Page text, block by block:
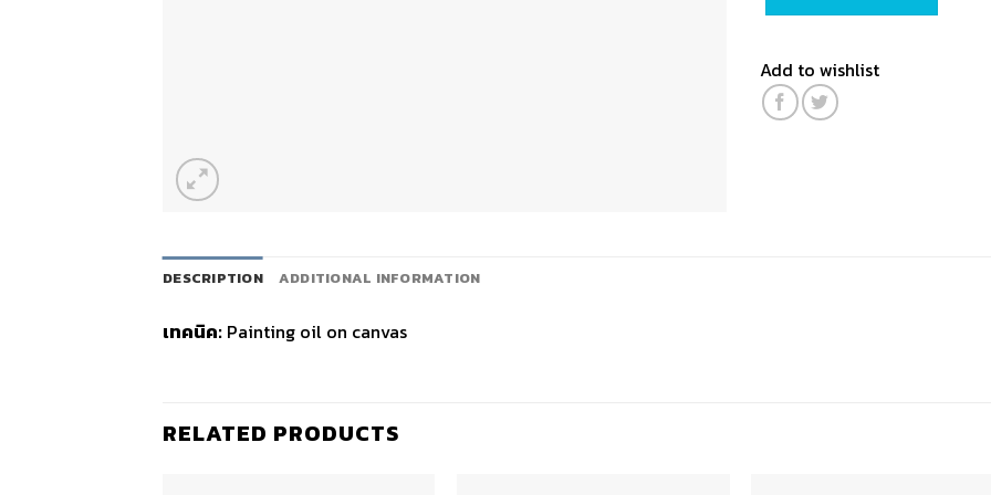
Add to wishlist
DESCRIPTION ADDITIONAL INFORMATION
เทคนิค: Painting oil on canvas
RELATED PRODUCTS